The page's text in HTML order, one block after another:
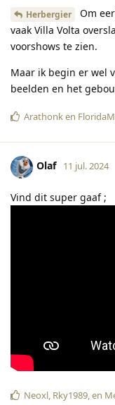
Herbergier
Om
vaak Villa Volta
voorshows te zien.
Maar ik begin er wel
beelden en het
Arathonken
Olaf 11 jul. 2024
Vind dit super gaaf ;
Neoxl, Rky1989, en